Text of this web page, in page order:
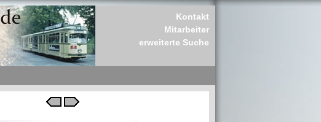
Kontakt
Mitarbeiter
erweiterte Suche